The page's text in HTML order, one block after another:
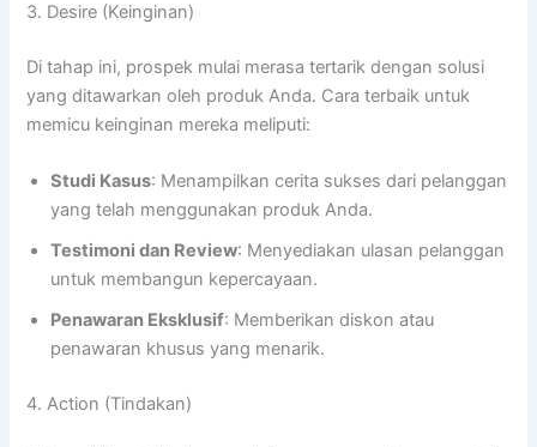
3. Desire (Keinginan)
Di tahap ini, prospek mulai merasa tertarik dengan solusi
yang ditawarkan oleh produk Anda. Cara terbaik untuk
memicu keinginan mereka meliputi:
Studi Kasus: Menampilkan cerita sukses dari pelanggan
yang telah menggunakan produk Anda.
Testimoni dan Review: Menyediakan ulasan pelanggan
untuk membangun kepercayaan.
Penawaran Eksklusif: Memberikan diskon atau
penawaran khusus yang menarik.
4. Action (Tindakan)